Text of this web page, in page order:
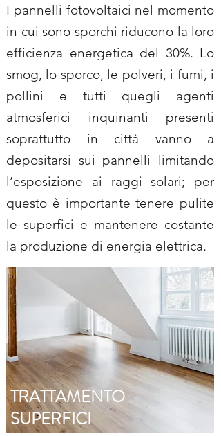
I pannelli fotovoltaici nel momento
in cui sono sporchi riducono la loro
efficienza energetica del 30%. Lo
smog, lo sporco, le polveri, i fumi, i
pollini e tutti quegli agenti
atmosferici inquinanti presenti
soprattutto in città vanno a
depositarsi sui pannelli limitando
l’esposizione ai raggi solari; per
questo è importante tenere pulite
le superfici e mantenere costante
la produzione di energia elettrica.
TRATTAMENTO
SUPERFICI